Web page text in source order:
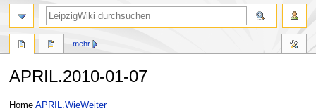
APRIL.2010-01-07
Zur
Zur
Home APRIL.WieWeiter
mehr